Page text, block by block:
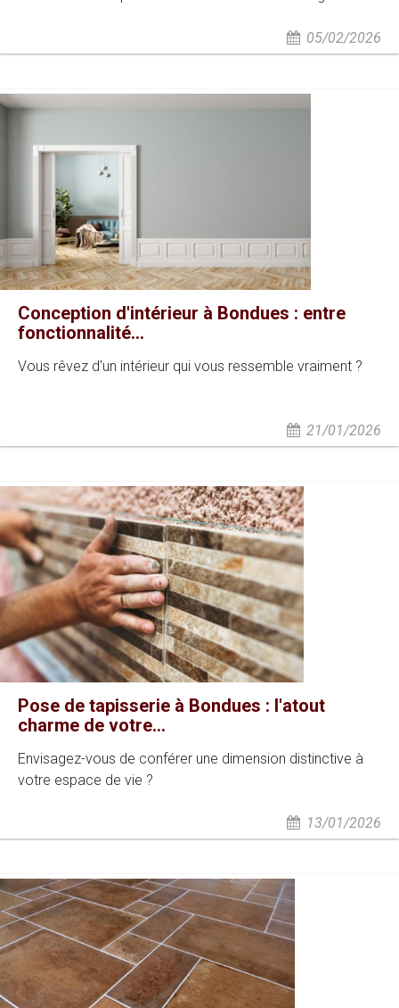
05/02/2026
Conception d'intérieur à Bondues : entre
fonctionnalité...
Vous rêvez d'un intérieur qui vous ressemble vraiment ?
21/01/2026
Pose de tapisserie à Bondues : l'atout
charme de votre...
Envisagez-vous de conférer une dimension distinctive à
votre espace de vie ?
13/01/2026